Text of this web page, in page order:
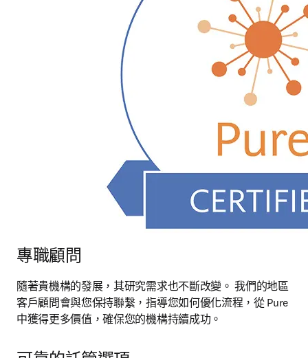
專職顧問
隨著貴機構的發展，其研究需求也不斷改變。 我們的地區
客戶顧問會與您保持聯繫，指導您如何優化流程，從 Pure
中獲得更多價值，確保您的機構持續成功。